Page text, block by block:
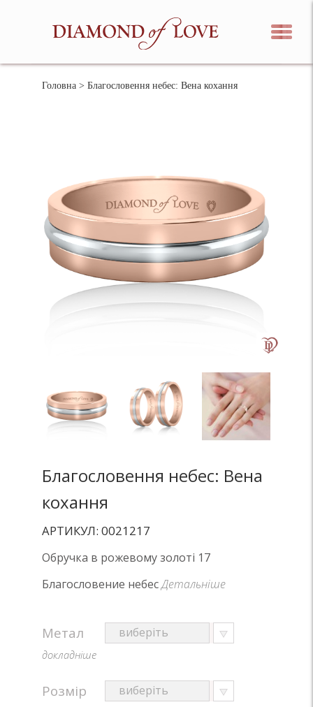
Головна > Благословення небес: Вена кохання
Благословення небес: Вена
кохання
АРТИКУЛ: 0021217
Обручка в рожевому золоті 17
Благословение небесДетальніше
Метал
докладніше
Розмір